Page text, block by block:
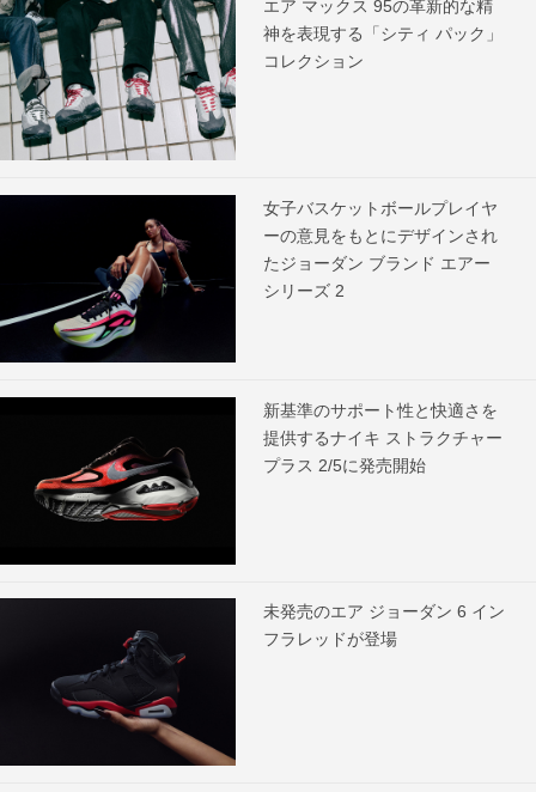
エア マックス 95の革新的な精
神を表現する「シティ パック」
コレクション
女子バスケットボールプレイヤ
ーの意見をもとにデザインされ
たジョーダン ブランド エアー
シリーズ 2
新基準のサポート性と快適さを
提供するナイキ ストラクチャー
プラス 2/5に発売開始
未発売のエア ジョーダン 6 イン
フラレッドが登場